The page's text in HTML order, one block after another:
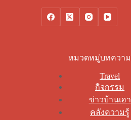
หมวดหมู่บทความ
Travel
กิจกรรม
ข่าวบ้านเฮา
คลังความรู้